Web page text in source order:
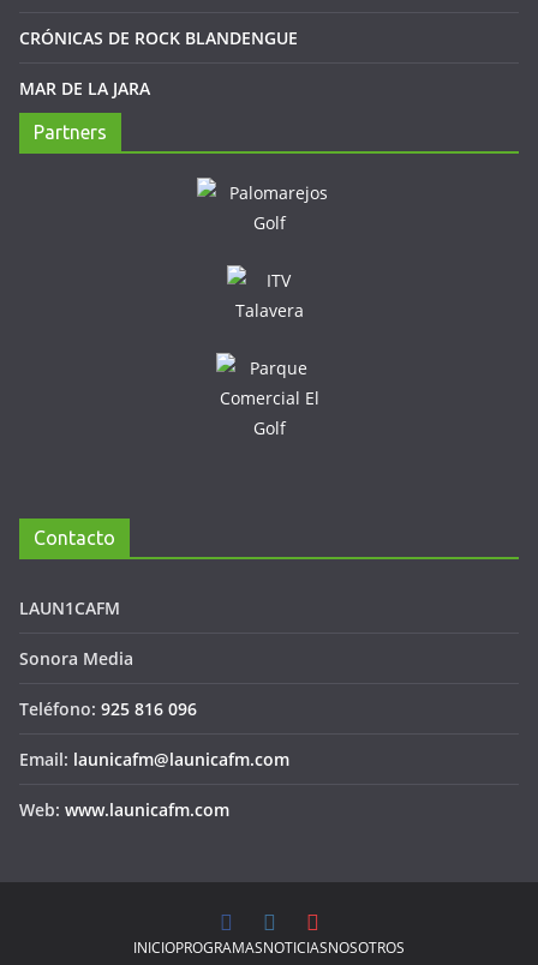
CRÓNICAS DE ROCK BLANDENGUE
MAR DE LA JARA
Partners
Contacto
LAUN1CAFM
Sonora Media
Teléfono: 925 816 096
Email: launicafm@launicafm.com
Web: www.launicafm.com
INICIOPROGRAMASNOTICIASNOSOTROS